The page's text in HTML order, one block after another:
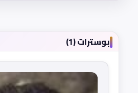
بوسترات (1)